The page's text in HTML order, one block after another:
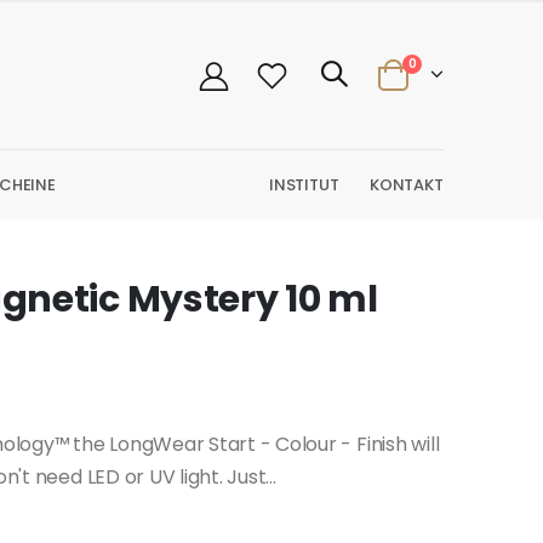
0
KONTAKT
INSTITUT
Mystery 10 ml
the LongWear Start - Colour - Finish will
need LED or UV light. Just...